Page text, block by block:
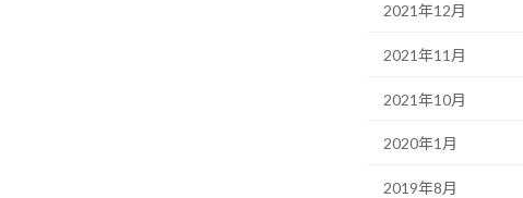
2021年12月
2021年11月
2021年10月
2020年1月
2019年8月